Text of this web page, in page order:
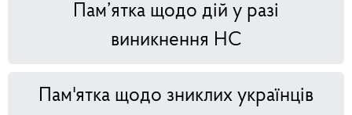
Пам’ятка щодо дій у разі
виникнення НС
Пам'ятка щодо зниклих українців